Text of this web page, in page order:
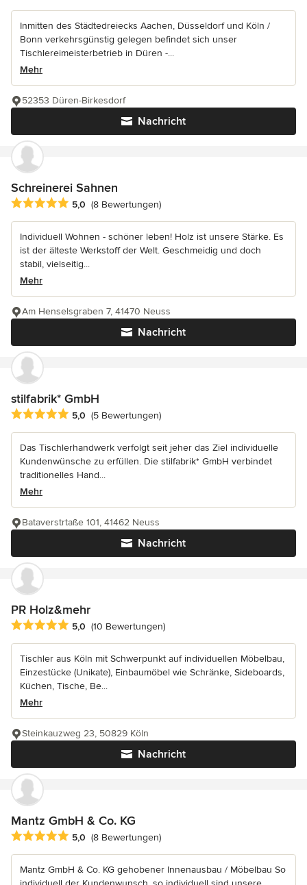
Inmitten des Städtedreiecks Aachen, Düsseldorf und Köln /
Bonn verkehrsgünstig gelegen befindet sich unser
Tischlereimeisterbetrieb in Düren -...
Mehr
Nachricht
52353 Düren-Birkesdorf
Schreinerei Sahnen
Durchschnittliche Bewertung: 5 von 5 Sternen
5,0 (8 Bewertungen)
Individuell Wohnen - schöner leben! Holz ist unsere Stärke. Es
ist der älteste Werkstoff der Welt. Geschmeidig und doch
stabil, vielseitig...
Mehr
Nachricht
Am Henselsgraben 7, 41470 Neuss
stilfabrik* GmbH
Durchschnittliche Bewertung: 5 von 5 Sternen
5,0 (5 Bewertungen)
Das Tischlerhandwerk verfolgt seit jeher das Ziel individuelle
Kundenwünsche zu erfüllen. Die stilfabrik* GmbH verbindet
traditionelles Hand...
Mehr
Nachricht
Bataverstrtaße 101, 41462 Neuss
PR Holz&mehr
Durchschnittliche Bewertung: 5 von 5 Sternen
5,0 (10 Bewertungen)
Tischler aus Köln mit Schwerpunkt auf individuellen Möbelbau,
Einzestücke (Unikate), Einbaumöbel wie Schränke, Sideboards,
Küchen, Tische, Be...
Mehr
Nachricht
Steinkauzweg 23, 50829 Köln
Mantz GmbH & Co. KG
Durchschnittliche Bewertung: 5 von 5 Sternen
5,0 (8 Bewertungen)
Mantz GmbH & Co. KG gehobener Innenausbau / Möbelbau So